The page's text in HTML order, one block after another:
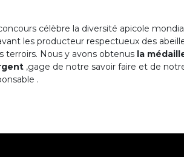
célèbre la diversité apicole
les producteur respectueux des
terroirs. Nous y avons obtenus la
,gage de notre savoir faire et de
.